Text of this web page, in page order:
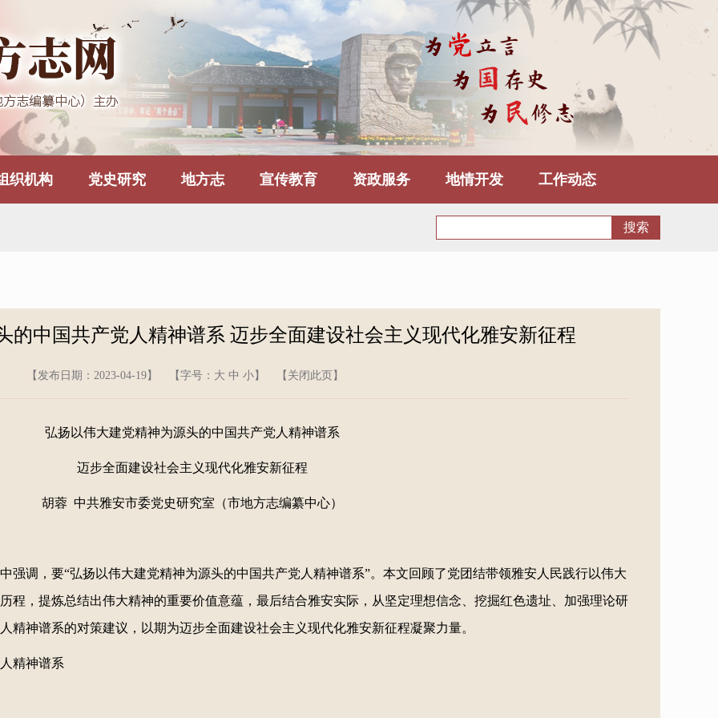
织机构 党史研究 地方志 宣传教育 资政服务 地情开发 工作动态
的中国共产党人精神谱系 迈步全面建设社会主义现代化雅安新征程
【发布日期：2023-04-19】 【字号： 大 中 小 】 【 关闭此页 】
弘扬以伟大建党精神为源头的中国共产党人精神谱系
迈步全面建设社会主义现代化雅安新征程
胡蓉 中共雅安市委党史研究室（市地方志编纂中心）
强调，要“弘扬以伟大建党精神为源头的中国共产党人精神谱系”。本文回顾了党团结带领雅安人民践行以伟大
程，提炼总结出伟大精神的重要价值意蕴，最后结合雅安实际，从坚定理想信念、挖掘红色遗址、加强理论研
精神谱系的对策建议，以期为迈步全面建设社会主义现代化雅安新征程凝聚力量。
精神谱系